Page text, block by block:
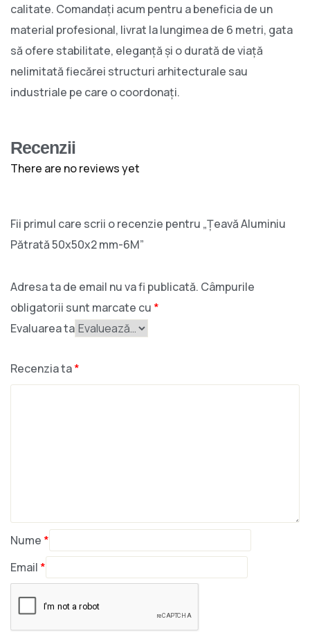
calitate. Comandați acum pentru a beneficia de un
material profesional, livrat la lungimea de 6 metri, gata
să ofere stabilitate, eleganță și o durată de viață
nelimitată fiecărei structuri arhitecturale sau
industriale pe care o coordonați.
Recenzii
There are no reviews yet
Fii primul care scrii o recenzie pentru „Țeavă Aluminiu
Pătrată 50x50x2 mm-6M”
Adresa ta de email nu va fi publicată. Câmpurile
obligatorii sunt marcate cu *
Evaluarea ta
Recenzia ta*
Nume *
Email *